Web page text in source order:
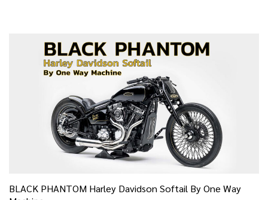
BLACK PHANTOM Harley Davidson Softail By One Way